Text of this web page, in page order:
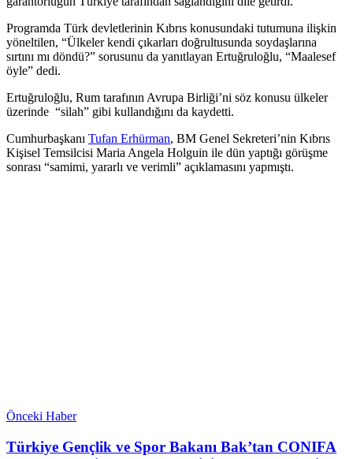
Programda Türk devletlerinin Kıbrıs konusundaki tutumuna ilişkin
yöneltilen, “Ülkeler kendi çıkarları doğrultusunda soydaşlarına
sırtını mı döndü?” sorusunu da yanıtlayan Ertuğruloğlu, “Maalesef
öyle” dedi.
Ertuğruloğlu, Rum tarafının Avrupa Birliği’ni söz konusu ülkeler
üzerinde “silah” gibi kullandığını da kaydetti.
Cumhurbaşkanı Tufan Erhürman, BM Genel Sekreteri’nin Kıbrıs
Kişisel Temsilcisi Maria Angela Holguin ile dün yaptığı görüşme
sonrası “samimi, yararlı ve verimli” açıklamasını yapmıştı.
Önceki Haber
Türkiye Gençlik ve Spor Bakanı Bak’tan CONIFA